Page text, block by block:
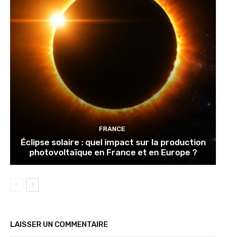
FRANCE
Éclipse solaire : quel impact sur la production
photovoltaïque en France et en Europe ?
LAISSER UN COMMENTAIRE